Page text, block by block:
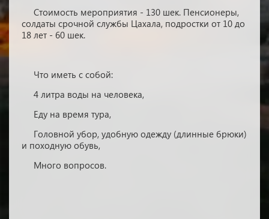
Стоимость мероприятия - 130 шек. Пенсионеры,
солдаты срочной службы Цахала, подростки от 10 до
18 лет - 60 шек.
Что иметь с собой:
4 литра воды на человека,
Еду на время тура,
Головной убор, удобную одежду (длинные брюки)
и походную обувь,
Много вопросов.